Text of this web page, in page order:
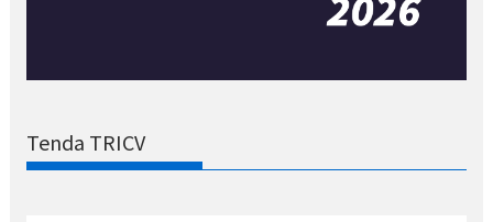
Tenda TRICV